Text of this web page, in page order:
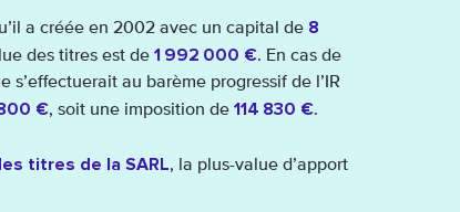
a créée en 2002 avec un capital de 8
des titres est de 1 992 000 €. En cas de
au barème progressif de l’IR
€, soit une imposition de 114 830 €.
titres de la SARL, la plus-value d’apport